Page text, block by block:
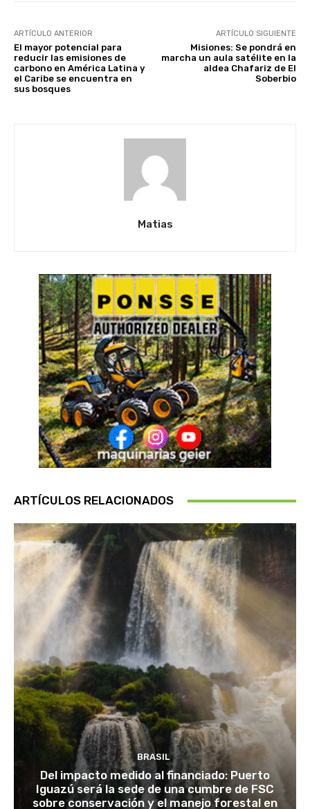
ARTÍCULO ANTERIOR
El mayor potencial para
reducir las emisiones de
carbono en América Latina y
el Caribe se encuentra en
sus bosques
ARTÍCULO SIGUIENTE
Misiones: Se pondrá en
marcha un aula satélite en la
aldea Chafariz de El
Soberbio
Matias
ARTÍCULOS RELACIONADOS
BRASIL
Del impacto medido al financiado: Puerto
Iguazú será la sede de una cumbre de FSC
sobre conservación y el manejo forestal en